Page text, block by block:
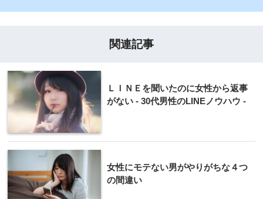
関連記事
ＬＩＮＥを聞いたのに女性から返事
がない - 30代男性のLINEノウハウ -
女性にモテない男がやりがちな４つ
の間違い